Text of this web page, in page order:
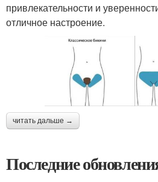
привлекательности и
отличное настроение.
читать дальше →
Последние